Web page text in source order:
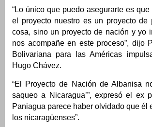
“Lo único que puedo asegurarte es
el proyecto nuestro es un proyecto
cosa, sino un proyecto de nación y yo
nos acompañe en este proceso”, dijo
Bolivariana para las Américas
Hugo Chávez.
“El Proyecto de Nación de Albanisa
saqueo a Nicaragua’”, expresó el ex
Paniagua parece haber olvidado que él
los nicaragüenses”.